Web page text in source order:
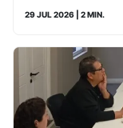
29 JUL 2026 | 2 MIN.